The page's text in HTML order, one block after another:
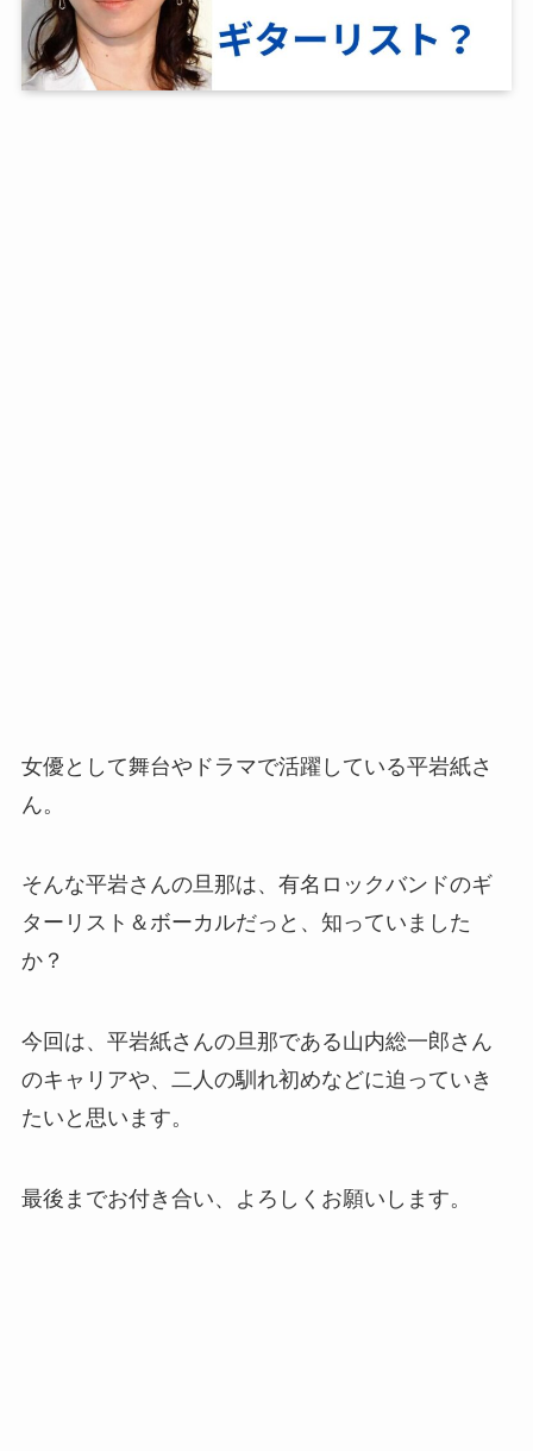
女優として舞台やドラマで活躍している平岩紙さ
ん。
そんな平岩さんの旦那は、有名ロックバンドのギ
ターリスト＆ボーカルだっと、知っていました
か？
今回は、平岩紙さんの旦那である山内総一郎さん
のキャリアや、二人の馴れ初めなどに迫っていき
たいと思います。
最後までお付き合い、よろしくお願いします。